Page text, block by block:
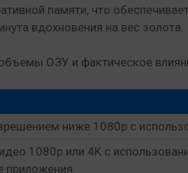
памяти, что
вдохновения на вес золота.
ОЗУ и фактическое
ниже 1080p с
1080p или 4K с
приложения.